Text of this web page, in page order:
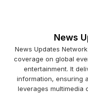
News
News Updates
coverage on global
entertainment. It
information, ensuring
leverages multimedia